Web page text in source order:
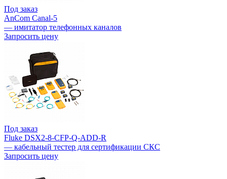
Под заказ
AnCom Canal-5
— имитатор телефонных каналов
Запросить цену
Под заказ
Fluke DSX2-8-CFP-Q-ADD-R
— кабельный тестер для сертификации СКС
Запросить цену